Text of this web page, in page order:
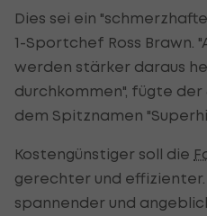
Dies sei ein
1-Sportchef Ross Brawn.
werden stärker daraus
durchkommen", fügte
dem Spitznamen
Kostengünstiger soll die
gerechter und effizienter.
spannender und